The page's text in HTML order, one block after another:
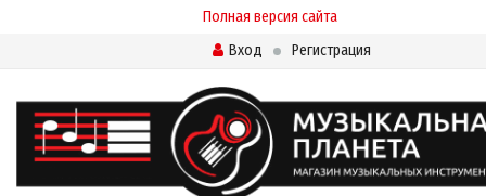
Полная версия сайта
Вход
Регистрация